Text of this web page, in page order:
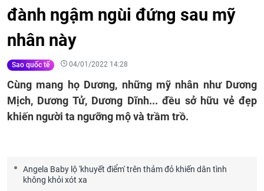
đành ngậm ngùi đứng sau mỹ
nhân này
Sao quốc tế 04/01/2022 14:28
Cùng mang họ Dương, những mỹ nhân như Dương
Mịch, Dương Tử, Dương Dĩnh... đều sở hữu vẻ đẹp
khiến người ta ngưỡng mộ và trầm trồ.
Angela Baby lộ 'khuyết điểm' trên thảm đỏ khiến dân tình
không khỏi xót xa